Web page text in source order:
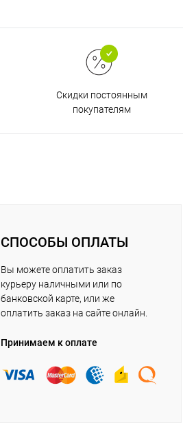
Скидки постоянным
покупателям
СПОСОБЫ ОПЛАТЫ
Вы можете оплатить заказ
курьеру наличными или по
банковской карте, или же
оплатить заказ на сайте онлайн.
Принимаем к оплате